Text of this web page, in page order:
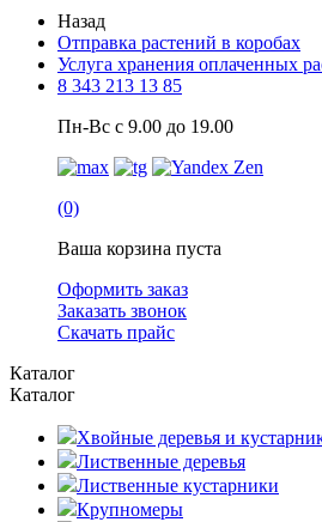
Назад
Отправка растений в коробах
Услуга хранения оплаченных
8 343 213 13 85
Пн-Вс с 9.00 до 19.00
(0)
Ваша корзина пуста
Оформить заказ
Заказать звонок
Скачать прайс
Каталог
Каталог
Хвойные деревья и
Лиственные деревья
Лиственные кустарники
Крупномеры